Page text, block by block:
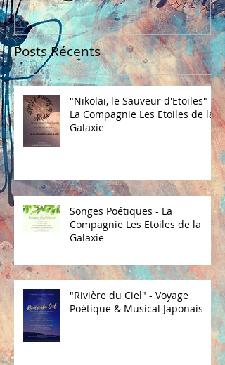
Posts Récents
"Nikolaï, le Sauveur d'Etoiles" -
La Compagnie Les Etoiles de la
Galaxie
Songes Poétiques - La
Compagnie Les Etoiles de la
Galaxie
"Rivière du Ciel" - Voyage
Poétique & Musical Japonais